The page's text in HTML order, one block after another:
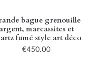
bague grenouille
argent, marcassites et
fumé style art déco
€450.00